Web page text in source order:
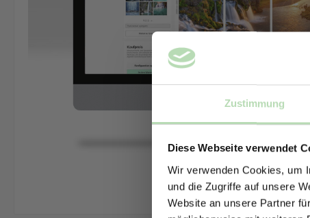
Zustimmung
Diese Webseite verwendet
Wir verwenden Cookies, um
und die Zugriffe auf unsere
Website an unsere Partner